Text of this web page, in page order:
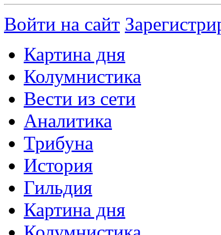
Войти на сайт
Картина дня
Колумнистика
Вести из сети
Аналитика
Трибуна
История
Гильдия
Картина дня